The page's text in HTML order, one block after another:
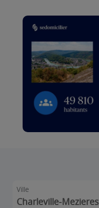
Ville
Charleville-Mezieres